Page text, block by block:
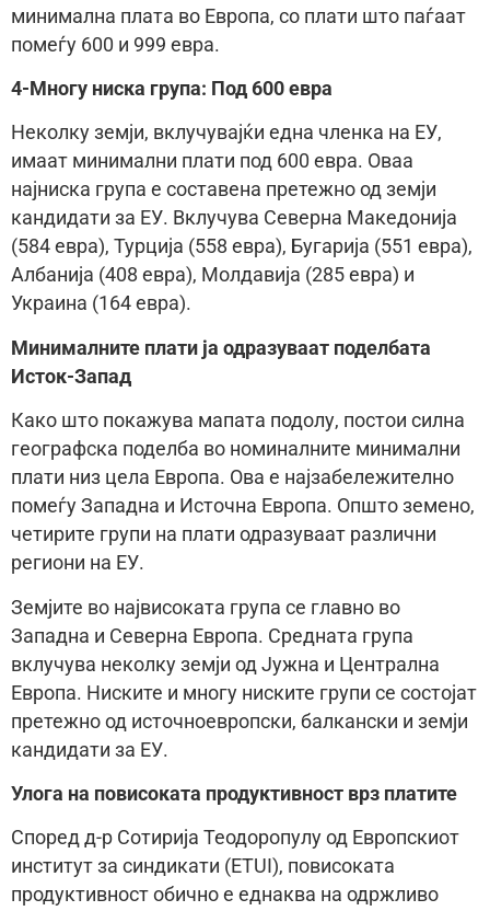
минимална плата во Европа, со плати што паѓаат
помеѓу 600 и 999 евра.
4-Многу ниска група: Под 600 евра
Неколку земји, вклучувајќи една членка на ЕУ,
имаат минимални плати под 600 евра. Оваа
најниска група е составена претежно од земји
кандидати за ЕУ. Вклучува Северна Македонија
(584 евра), Турција (558 евра), Бугарија (551 евра),
Албанија (408 евра), Молдавија (285 евра) и
Украина (164 евра).
Минималните плати ја одразуваат поделбата
Исток-Запад
Како што покажува мапата подолу, постои силна
географска поделба во номиналните минимални
плати низ цела Европа. Ова е најзабележително
помеѓу Западна и Источна Европа. Општо земено,
четирите групи на плати одразуваат различни
региони на ЕУ.
Земјите во највисоката група се главно во
Западна и Северна Европа. Средната група
вклучува неколку земји од Јужна и Централна
Европа. Ниските и многу ниските групи се состојат
претежно од источноевропски, балкански и земји
кандидати за ЕУ.
Улога на повисоката продуктивност врз платите
Според д-р Сотирија Теодоропулу од Европскиот
институт за синдикати (ETUI), повисоката
продуктивност обично е еднаква на одржливо